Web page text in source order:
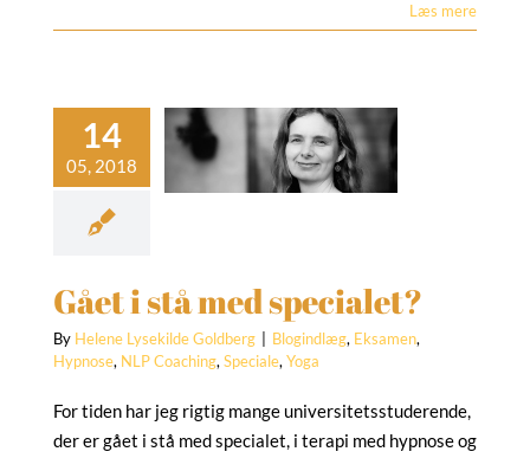
Læs mere
i stå med
Eksamen
NLP Coaching
Yoga
Gået i stå med specialet?
By Helene Lysekilde Goldberg Blogindlæg, Eksamen,
Hypnose, NLP Coaching,Speciale,Yoga
For tiden har jeg rigtig mange universitetsstuderende,
der er gået i stå med specialet, i terapi med hypnose og